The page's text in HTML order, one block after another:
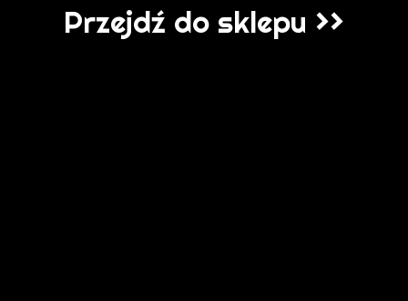
Przejdź do sklepu >>